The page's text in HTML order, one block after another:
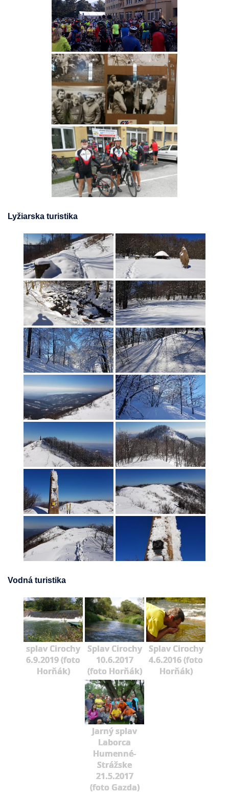
Lyžiarska turistika
Vodná turistika
splav Cirochy
6.9.2019 (foto
Horňák)
Splav Cirochy
10.6.2017
(foto Horňák)
Splav Cirochy
4.6.2016 (foto
Horňák)
Jarný splav
Laborca
Humenné-
Strážske
21.5.2017
(foto Gazda)